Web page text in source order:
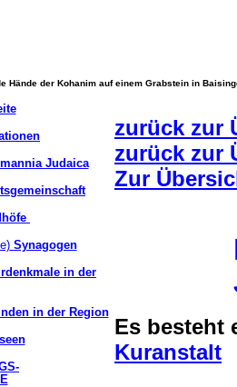
Hände der Kohanim auf einem Grabstein in
Judaica
Synagogen
in der
in der Region
zurück zur
zurück zur
Zur
Es besteht
Kuranstalt